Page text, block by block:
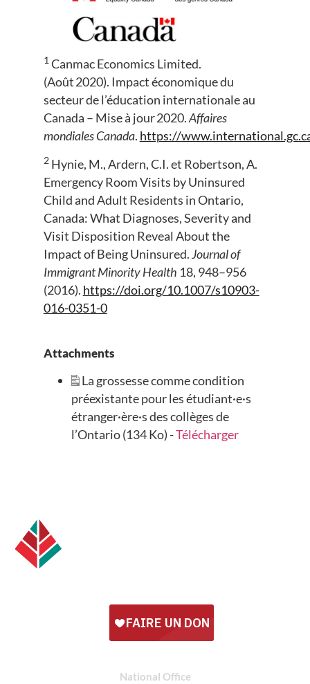
1Canmac Economics Limited.
(Août 2020). Impact économique du
secteur de l’éducation internationale au
Canada – Mise à jour 2020.Affaires
mondiales Canada. https://
2Hynie, M., Ardern, C.I. et Robertson, A.
Emergency Room Visits by Uninsured
Child and Adult Residents in Ontario,
Canada: What Diagnoses, Severity and
Visit Disposition Reveal About the
Impact of Being Uninsured.Journal of
Immigrant Minority Health 18, 948–956
(2016). https://doi.org/10.1007/s10903-
016-0351-0
Attachments
La grossesse comme condition
préexistante pour les étudiant·e·s
étranger·ère·s des collèges de
l’Ontario (134 Ko) -Télécharger
National Office